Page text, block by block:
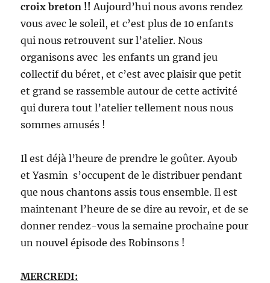
croix breton !! Aujourd’hui nous avons rendez
vous avec le soleil, et c’est plus de 10 enfants
qui nous retrouvent sur l’atelier. Nous
organisons avec les enfants un grand jeu
collectif du béret, et c’est avec plaisir que petit
et grand se rassemble autour de cette activité
qui durera tout l’atelier tellement nous nous
sommes amusés !
Il est déjà l’heure de prendre le goûter. Ayoub
et Yasmin s’occupent de le distribuer pendant
que nous chantons assis tous ensemble. Il est
maintenant l’heure de se dire au revoir, et de se
donner rendez-vous la semaine prochaine pour
un nouvel épisode des Robinsons !
MERCREDI: